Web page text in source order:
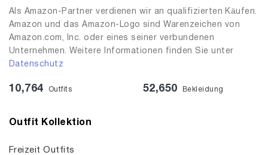
Als Amazon-Partner verdienen wir an qualifizierten Käufen.
Amazon und das Amazon-Logo sind Warenzeichen von
Amazon.com, Inc. oder eines seiner verbundenen
Unternehmen. Weitere Informationen finden Sie unter
Datenschutz
10,764 Outfits 52,650 Bekleidung
Outfit Kollektion
Freizeit Outfits